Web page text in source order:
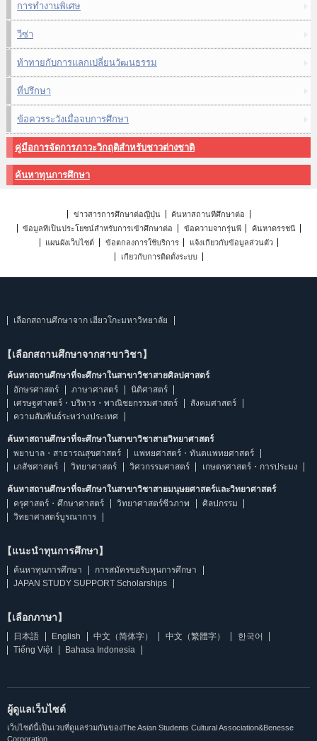
การทำงานพิเศษ
วีซ่า
ท้าทายกับการแลกเปลี่ยนวัฒนธรรม
ที่ปรึกษา
ข้อควรระวังเมื่อจบการศึกษา
คู่มือการจัดการภาวะวิกฤติสำหรับชาวต่างชาติ
ค้นหาทุนการศึกษา
ข่าวสารการศึกษาต่อญี่ปุ่น
ค้นหาสถานที่ศึกษาต่อ
ข้อมูลที่เป็นประโยชน์สำหรับการเข้าศึกษาต่อ
ข้อความจากรุ่นพี่
ค้นหาดรรชนี
แผนผังเว็บไซต์
ข้อตกลงการใช้บริการ
แจ้งเกี่ยวกับข้อมูลส่วนตัว
เกี่ยวกับการติดตั้งระบบ
เลือกสถานศึกษาจาก เฮียวโกะมหาวิทยาลัย
【เลือกสถานศึกษาจากสาขาวิชา】
ค้นหาสถานศึกษาที่จะศึกษาในสาขาวิชาสายศิลปศาสตร์
อักษรศาสตร์
ภาษาศาสตร์
นิติศาสตร์
เศรษฐศาสตร์・บริหาร・พาณิชยกรรมศาสตร์
สังคมศาสตร์
ความสัมพันธ์ระหว่างประเทศ
ค้นหาสถานศึกษาที่จะศึกษาในสาขาวิชาสายวิทยาศาสตร์
พยาบาล・สาธารณสุขศาสตร์
แพทยศาสตร์・ทันตแพทยศาสตร์
เภสัชศาสตร์
วิทยาศาสตร์ วิศวกรรมศาสตร์ เกษตรศาสตร์・การประมง
ค้นหาสถานศึกษาที่จะศึกษาในสาขาวิชาสายมนุษยศาสตร์และวิทยาศาสตร์
ครุศาสตร์・ศึกษาศาสตร์
วิทยาศาสตร์ชีวภาพ
ศิลปกรรม
วิทยาศาสตร์บูรณาการ
【แนะนำทุนการศึกษา】
ค้นหาทุนการศึกษา
การสมัครขอรับทุนการศึกษา
JAPAN STUDY SUPPORT Scholarships
【เลือกภาษา】
日本語 English 中文（简体字） 中文（繁體字）
한국어
Tiếng Việt
Bahasa Indonesia
ผู้ดูแลเว็บไซต์
เว็บไซต์นี้เป็นเวบที่ดูแลร่วมกันของThe Asian Students Cultural Association&Benesse
Corporation